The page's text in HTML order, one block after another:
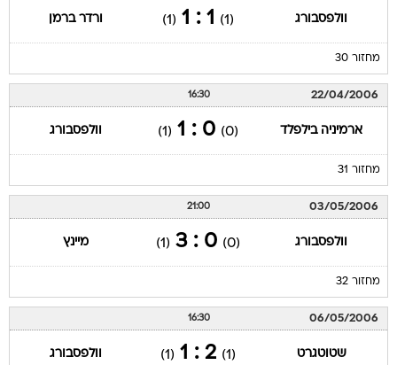
וולפסבורג (1)
1 : 1
(1) ורדר ברמן
מחזור 30
22/04/2006
16:30
ארמיניה בילפלד (0)
0 : 1
(1) וולפסבורג
מחזור 31
03/05/2006
21:00
וולפסבורג (0)
0 : 3
(1) מיינץ
מחזור 32
06/05/2006
16:30
שטוטגרט (1)
2 : 1
(1) וולפסבורג